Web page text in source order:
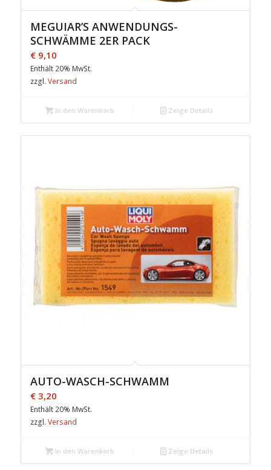
MEGUIAR’S ANWENDUNGS-
SCHWÄMME 2ER PACK
€9,10
Enthält 20% MwSt.
zzgl. Versand
In den Warenkorb Zeige Details
AUTO-WASCH-SCHWAMM
€3,20
Enthält 20% MwSt.
zzgl. Versand
In den Warenkorb Zeige Details